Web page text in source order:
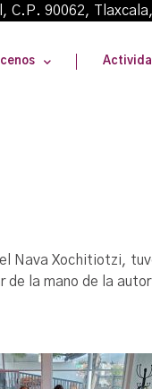
C.P. 90062,
Xochitiotzi,
la mano de la